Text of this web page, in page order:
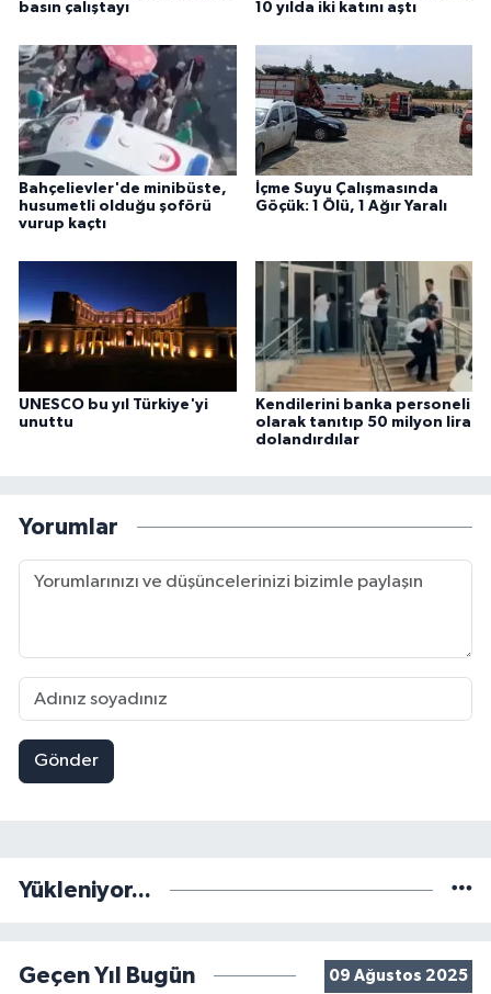
basın çalıştayı
10 yılda iki katını aştı
Bahçelievler'de minibüste,
husumetli olduğu şoförü
vurup kaçtı
İçme Suyu Çalışmasında
Göçük: 1 Ölü, 1 Ağır Yaralı
UNESCO bu yıl Türkiye'yi
unuttu
Kendilerini banka personeli
olarak tanıtıp 50 milyon lira
dolandırdılar
Yorumlar
Gönder
Yükleniyor...
Geçen Yıl Bugün 09 Ağustos 2025